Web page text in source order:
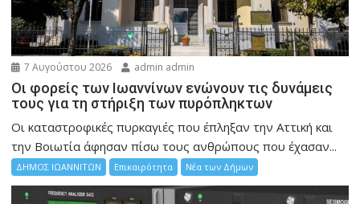
7 Αυγούστου 2026 admin admin
Οι φορείς των Ιωαννίνων ενώνουν τις δυνάμεις
τους για τη στήριξη των πυρόπληκτων
Οι καταστροφικές πυρκαγιές που έπληξαν την Αττική και
την Bοιωτία άφησαν πίσω τους ανθρώπους που έχασαν...
ΔΗΜΟΣ ΙΩΑΝΝΙΤΩΝ Επικαιρότητα Νέα των Δήμων